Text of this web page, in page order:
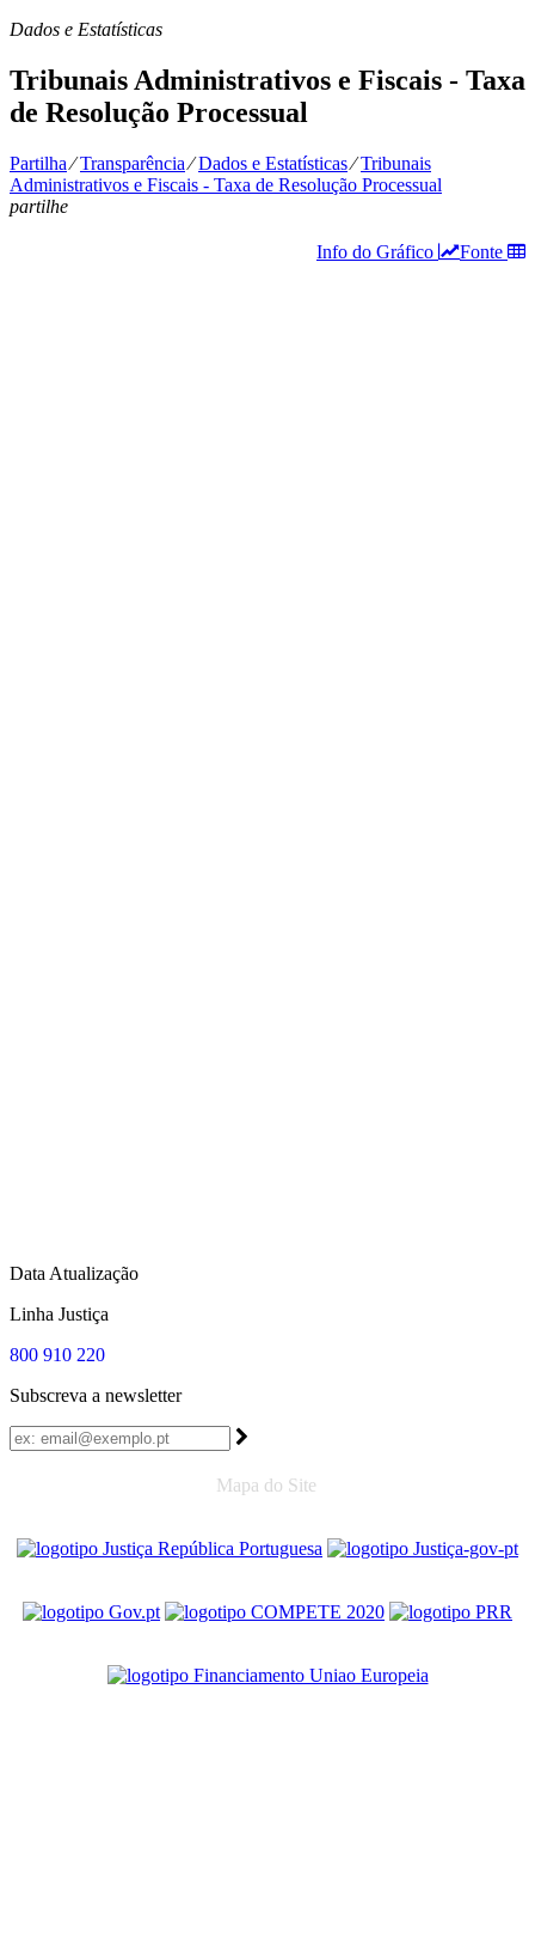
Dados e Estatísticas
Tribunais Administrativos e Fiscais - Taxa
de Resolução Processual
Partilha⁄Transparência⁄Dados e Estatísticas⁄Tribunais
Administrativos e Fiscais - Taxa de Resolução Processual
partilhe
Fonte
Info do Gráfico
Data Atualização
Linha Justiça
800 910 220
Subscreva a newsletter
Mapa do Site